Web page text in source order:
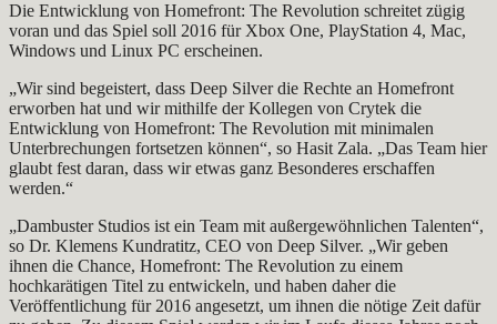
Die Entwicklung von Homefront: The Revolution schreitet zügig
voran und das Spiel soll 2016 für Xbox One, PlayStation 4, Mac,
Windows und Linux PC erscheinen.
„Wir sind begeistert, dass Deep Silver die Rechte an Homefront
erworben hat und wir mithilfe der Kollegen von Crytek die
Entwicklung von Homefront: The Revolution mit minimalen
Unterbrechungen fortsetzen können“, so Hasit Zala. „Das Team hier
glaubt fest daran, dass wir etwas ganz Besonderes erschaffen
werden.“
„Dambuster Studios ist ein Team mit außergewöhnlichen Talenten“,
so Dr. Klemens Kundratitz, CEO von Deep Silver. „Wir geben
ihnen die Chance, Homefront: The Revolution zu einem
hochkarätigen Titel zu entwickeln, und haben daher die
Veröffentlichung für 2016 angesetzt, um ihnen die nötige Zeit dafür